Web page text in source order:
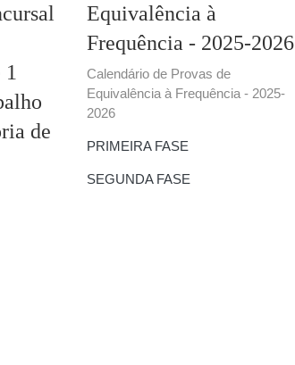
de
Equivalência à
Frequência - 2025-2026
Calendário de Provas de
Equivalência à Frequência - 2025-
2026
PRIMEIRA FASE
SEGUNDA FASE